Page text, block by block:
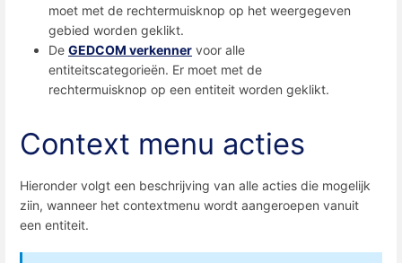
moet met de rechtermuisknop op het weergegeven
gebied worden geklikt.
De GEDCOM verkenner voor alle
entiteitscategorieën. Er moet met de
rechtermuisknop op een entiteit worden geklikt.
Context menu acties
Hieronder volgt een beschrijving van alle acties die mogelijk
ziin, wanneer het contextmenu wordt aangeroepen vanuit
een entiteit.